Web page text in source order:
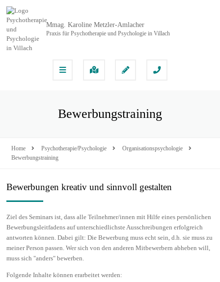
Mmag. Karoline Metzler-Amlacher
Praxis für Psychotherapie und Psychologie in Villach
Bewerbungstraining
Home Psychotherapie/Psychologie
Organisationspsychologie
Bewerbungstraining
Bewerbungen kreativ und sinnvoll gestalten
Ziel des Seminars ist, dass alle Teilnehmer/innen mit Hilfe eines persönlichen
Bewerbungsleitfadens auf unterschiedlichste Ausschreibungen erfolgreich
antworten können. Dabei gilt: Die Bewerbung muss echt sein, d.h. sie muss zu
meiner Person passen. Wer sich von den anderen Mitbewerbern abheben will,
muss sich "anders" bewerben.
Folgende Inhalte können erarbeitet werden: